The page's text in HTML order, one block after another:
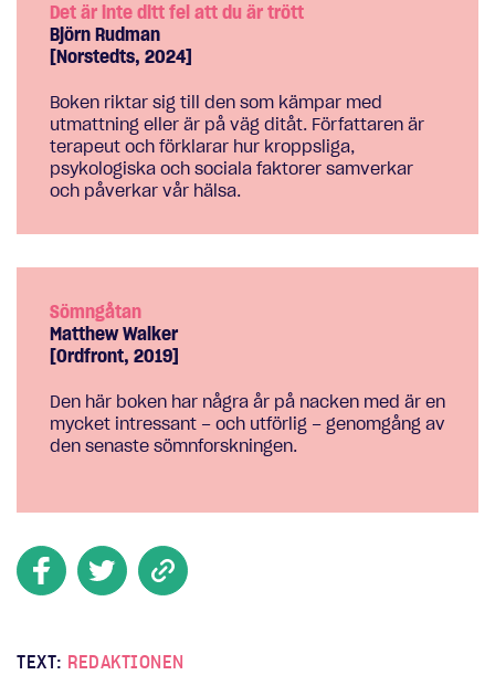
Det är inte ditt fel att du är trött
Björn Rudman
[Norstedts, 2024]
Boken riktar sig till den som kämpar med
utmattning eller är på väg ditåt. Författaren är
terapeut och förklarar hur kroppsliga,
psykologiska och sociala faktorer samverkar
och påverkar vår hälsa.
Sömngåtan
Matthew Walker
[Ordfront, 2019]
Den här boken har några år på nacken med är en
mycket intressant – och utförlig – genomgång av
den senaste sömnforskningen.
TEXT: REDAKTIONEN